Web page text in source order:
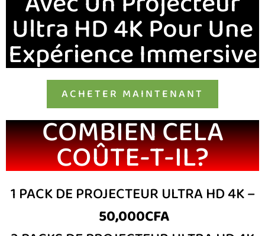
Ultra HD 4K Pour Une
Expérience Immersive
ACHETER MAINTENANT
COMBIEN CELA
COÛTE-T-IL?
1 PACK DE PROJECTEUR ULTRA HD 4K –
50,000CFA